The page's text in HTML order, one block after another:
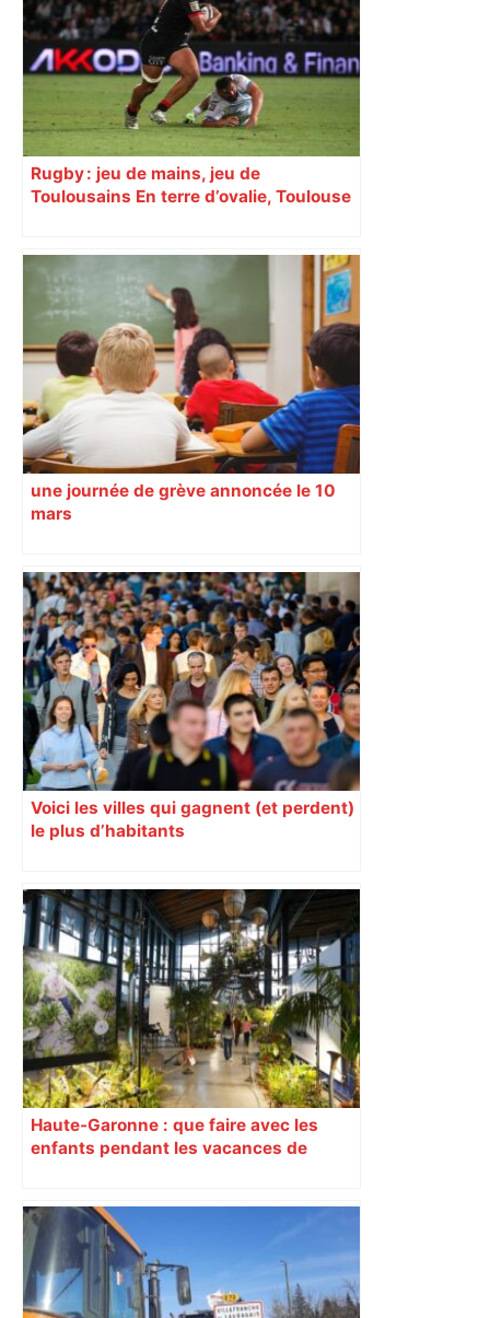
Rugby : jeu de mains, jeu de
Toulousains En terre d’ovalie, Toulouse
revendiquant surtout son art du jeu en
mouvement, vif et spectaculaire.
Décryptage. Série (4 / 10)
une journée de grève annoncée le 10
mars
Voici les villes qui gagnent (et perdent)
le plus d’habitants
Haute-Garonne : que faire avec les
enfants pendant les vacances de